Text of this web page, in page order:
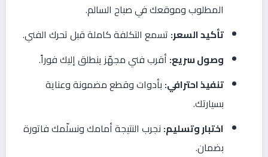
المطلوب وموقعك في صباح السالم.
تأكيد السعر: تسمع التكلفة كاملة قبل تحرك الفني.
وصول سريع: أقرب فني مجهّز ينطلق إليك فوراً.
تنفيذ احترافي: بأدوات وقطع مضمونة وعناية
بسيارتك.
اختبار وتسليم: نجرب النتيجة أمامك ونسلّمك فاتورة
بضمان.